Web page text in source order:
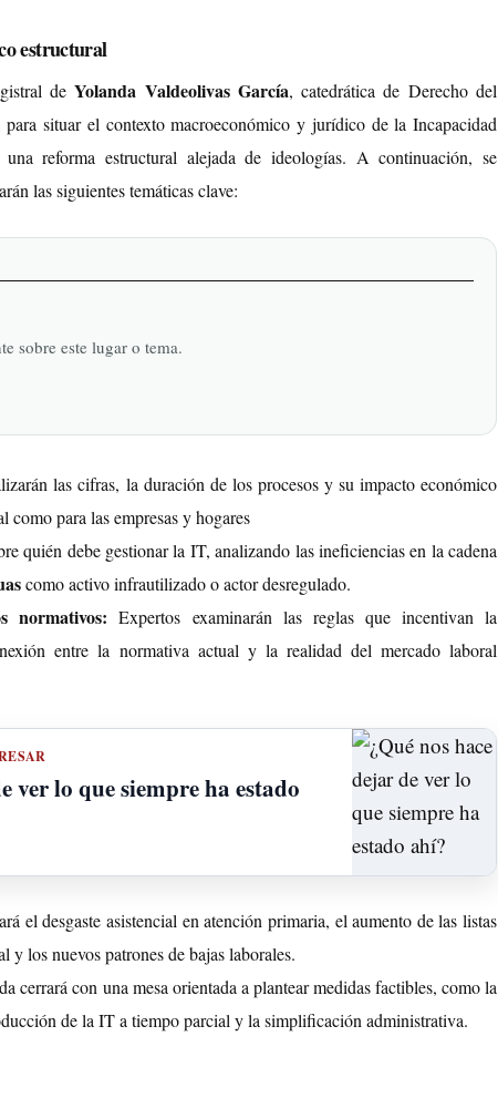
estructural
deYolanda Valdeolivas García, catedrática de Derecho del
para situar el contexto macroeconómico y jurídico de la Incapacidad
reforma estructural alejada de ideologías. A continuación, se
las siguientes temáticas clave:
sobre este lugar o tema.
las cifras, la duración de los procesos y su impacto económico
como para las empresas y hogares
quién debe gestionar la IT, analizando las ineficiencias en la cadena
como activo infrautilizado o actor desregulado.
normativos: Expertos examinarán las reglas que incentivan la
entre la normativa actual y la realidad del mercado laboral
ver lo que siempre ha estado
el desgaste asistencial en atención primaria, el aumento de las listas
y los nuevos patrones de bajas laborales.
cerrará con una mesa orientada a plantear medidas factibles, como la
de la IT a tiempo parcial y la simplificación administrativa.